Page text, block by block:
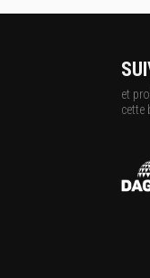
et
cette